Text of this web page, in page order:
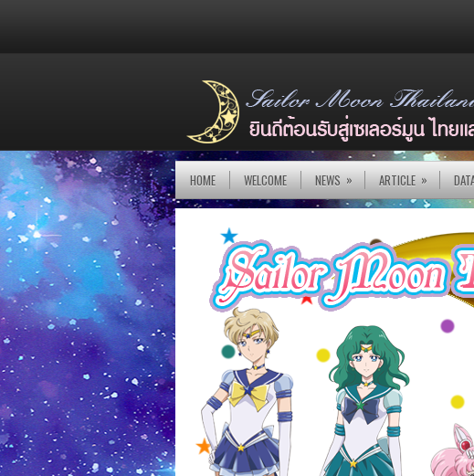
HOME WELCOME NEWS » ARTICLE »